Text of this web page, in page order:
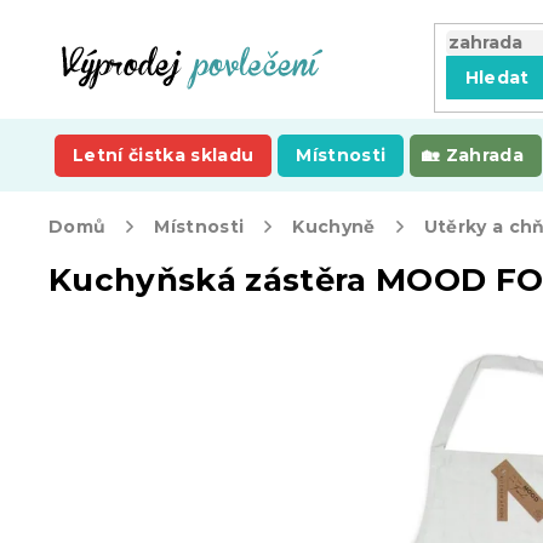
Hledat
Letní čistka skladu Místnosti Zahrada
Domů Místnosti Kuchyně Utěrky a
Kuchyňská zástěra MOOD